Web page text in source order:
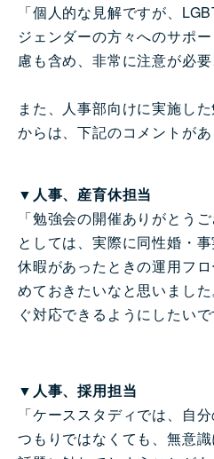
「個人的な見解ですが、
ジェンダーの方々へのサポ
慮も含め、非常に注意が必
また、人事部向けに実施し
からは、下記のコメントがあ
▼人事、産育休担当
「勉強会の開催ありがとう
としては、実際に同性婚・
休暇があったときの運用フ
めておきたいなと思いまし
ぐ対応できるようにしたいで
▼人事、採用担当
「ケーススタディでは、自
つもりではなくても、無意